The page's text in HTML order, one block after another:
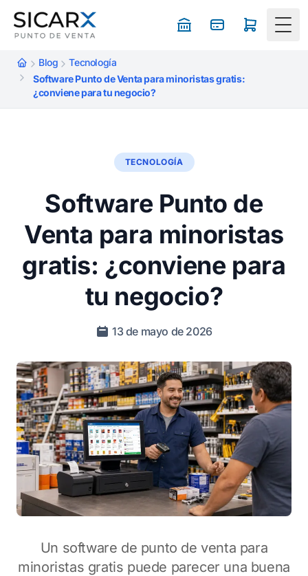
Blog
Tecnología
Software Punto de Venta para minoristas gratis:
¿conviene para tu negocio?
TECNOLOGÍA
Software Punto de
Venta para minoristas
gratis: ¿conviene para
tu negocio?
13 de mayo de 2026
Un software de punto de venta para
minoristas gratis puede parecer una buena